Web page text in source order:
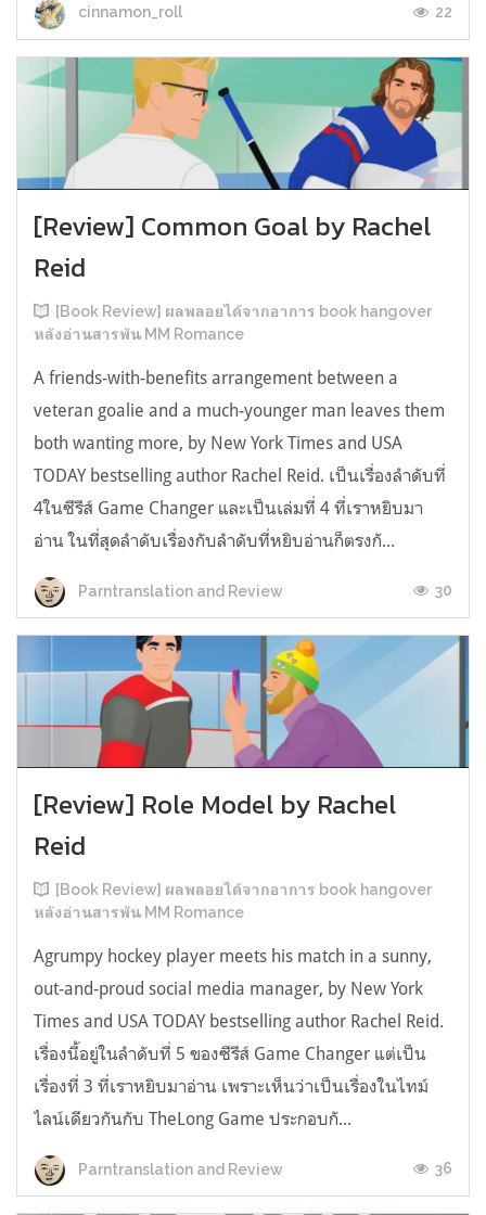
cinnamon_roll 22
[Review] Common Goal by Rachel
Reid
[Book Review] ผลพลอยได้จากอาการ book hangover
หลังอ่านสารพัน MM Romance
A friends-with-benefits arrangement between a
veteran goalie and a much-younger man leaves them
both wanting more, by New York Times and USA
TODAY bestselling author Rachel Reid. เป็นเรื่องลำดับที่
4ในซีรีส์ Game Changer และเป็นเล่มที่ 4 ที่เราหยิบมา
อ่าน ในที่สุดลำดับเรื่องกับลำดับที่หยิบอ่านก็ตรงกั...
Parntranslation and Review 30
[Review] Role Model by Rachel
Reid
[Book Review] ผลพลอยได้จากอาการ book hangover
หลังอ่านสารพัน MM Romance
Agrumpy hockey player meets his match in a sunny,
out-and-proud social media manager, by New York
Times and USA TODAY bestselling author Rachel Reid.
เรื่องนี้อยู่ในลำดับที่ 5 ของซีรีส์ Game Changer แต่เป็น
เรื่องที่ 3 ที่เราหยิบมาอ่าน เพราะเห็นว่าเป็นเรื่องในไทม์
ไลน์เดียวกันกับ TheLong Game ประกอบกั...
Parntranslation and Review 36